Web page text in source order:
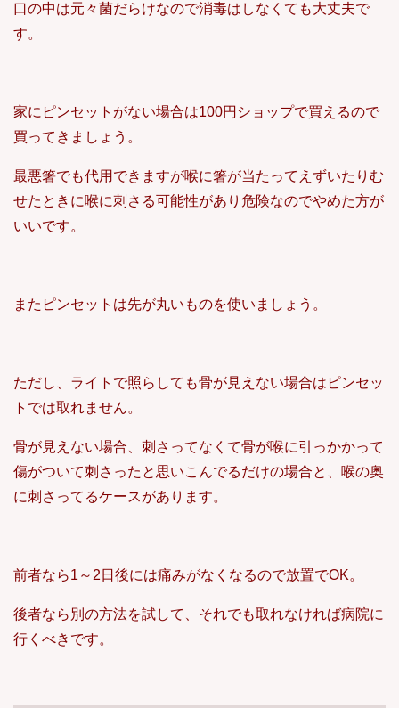
口の中は元々菌だらけなので消毒はしなくても大丈夫で
す。
家にピンセットがない場合は100円ショップで買えるので
買ってきましょう。
最悪箸でも代用できますが喉に箸が当たってえずいたりむ
せたときに喉に刺さる可能性があり危険なのでやめた方が
いいです。
またピンセットは先が丸いものを使いましょう。
ただし、ライトで照らしても骨が見えない場合はピンセッ
トでは取れません。
骨が見えない場合、刺さってなくて骨が喉に引っかかって
傷がついて刺さったと思いこんでるだけの場合と、喉の奥
に刺さってるケースがあります。
前者なら1～2日後には痛みがなくなるので放置でOK。
後者なら別の方法を試して、それでも取れなければ病院に
行くべきです。